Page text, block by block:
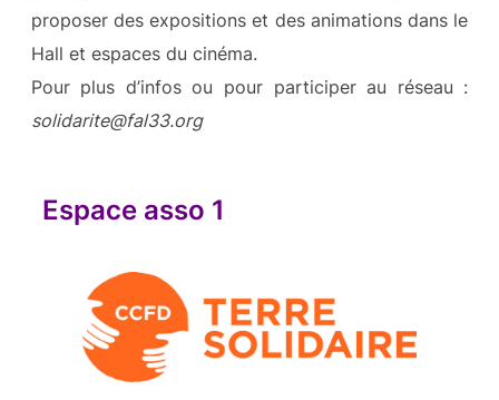
proposer des expositions et des animations dans le
Hall et espaces du cinéma.
Pour plus d’infos ou pour participer au réseau :
solidarite@fal33.org
Espace asso 1